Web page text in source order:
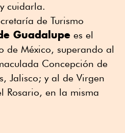
cuidarla.
de Turismo
Guadalupe es el
de México, superando al
Concepción de
Jalisco; y al de Virgen
Rosario, en la misma